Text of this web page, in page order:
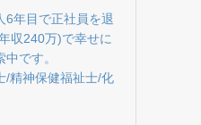
6年目で正社員を退
収240万)で幸せに
です。
/精神保健福祉士/化